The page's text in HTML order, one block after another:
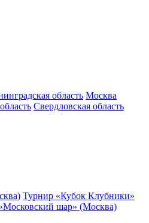
область Москва
Свердловская область
Турнир «Кубок Клубники»
шар» (Москва)